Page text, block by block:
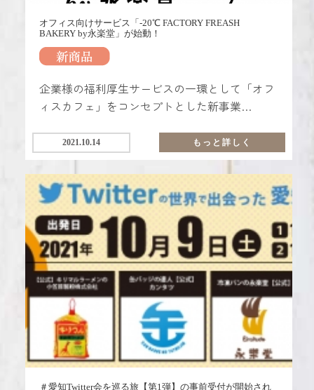
オフィス向けサービス「-20℃ FACTORY FREASH
BAKERY by永楽堂」が始動！
企業様の福利厚生サービスの一環として「オフ
ィスカフェ」をコンセプトとした新事業
を開始致しました。 トライアルなどもご用意し
ておりますので、お気軽にお問い合わせくださ
い。
2021.10.14 もっと詳しく
＃愛知Twitter会を巡る旅【第1弾】の事前受付が開始され